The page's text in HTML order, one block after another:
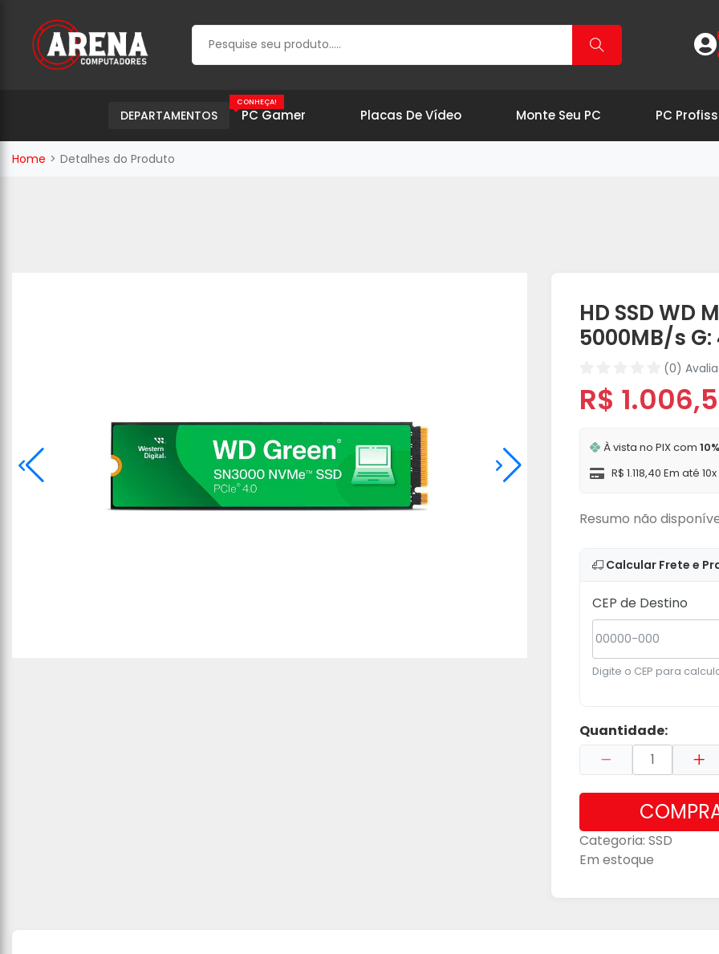
DEPARTAMENTOS PC Gamer
CONHEÇA!
Placas De Vídeo Monte Seu PC PC
Home Detalhes do Produto
HD SSD WD
5000MB/s G:
(0)
R$
À vista no PIX com
R$ 1.118,40 Em até
Resumo não
Calcular Frete e
CEP de Destino
Digite o CEP para
Quantidade:
Categoria: SSD
Em estoque